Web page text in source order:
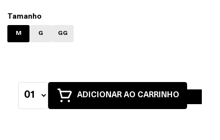
Tamanho
M G GG
ADICIONAR AO CARRINHO